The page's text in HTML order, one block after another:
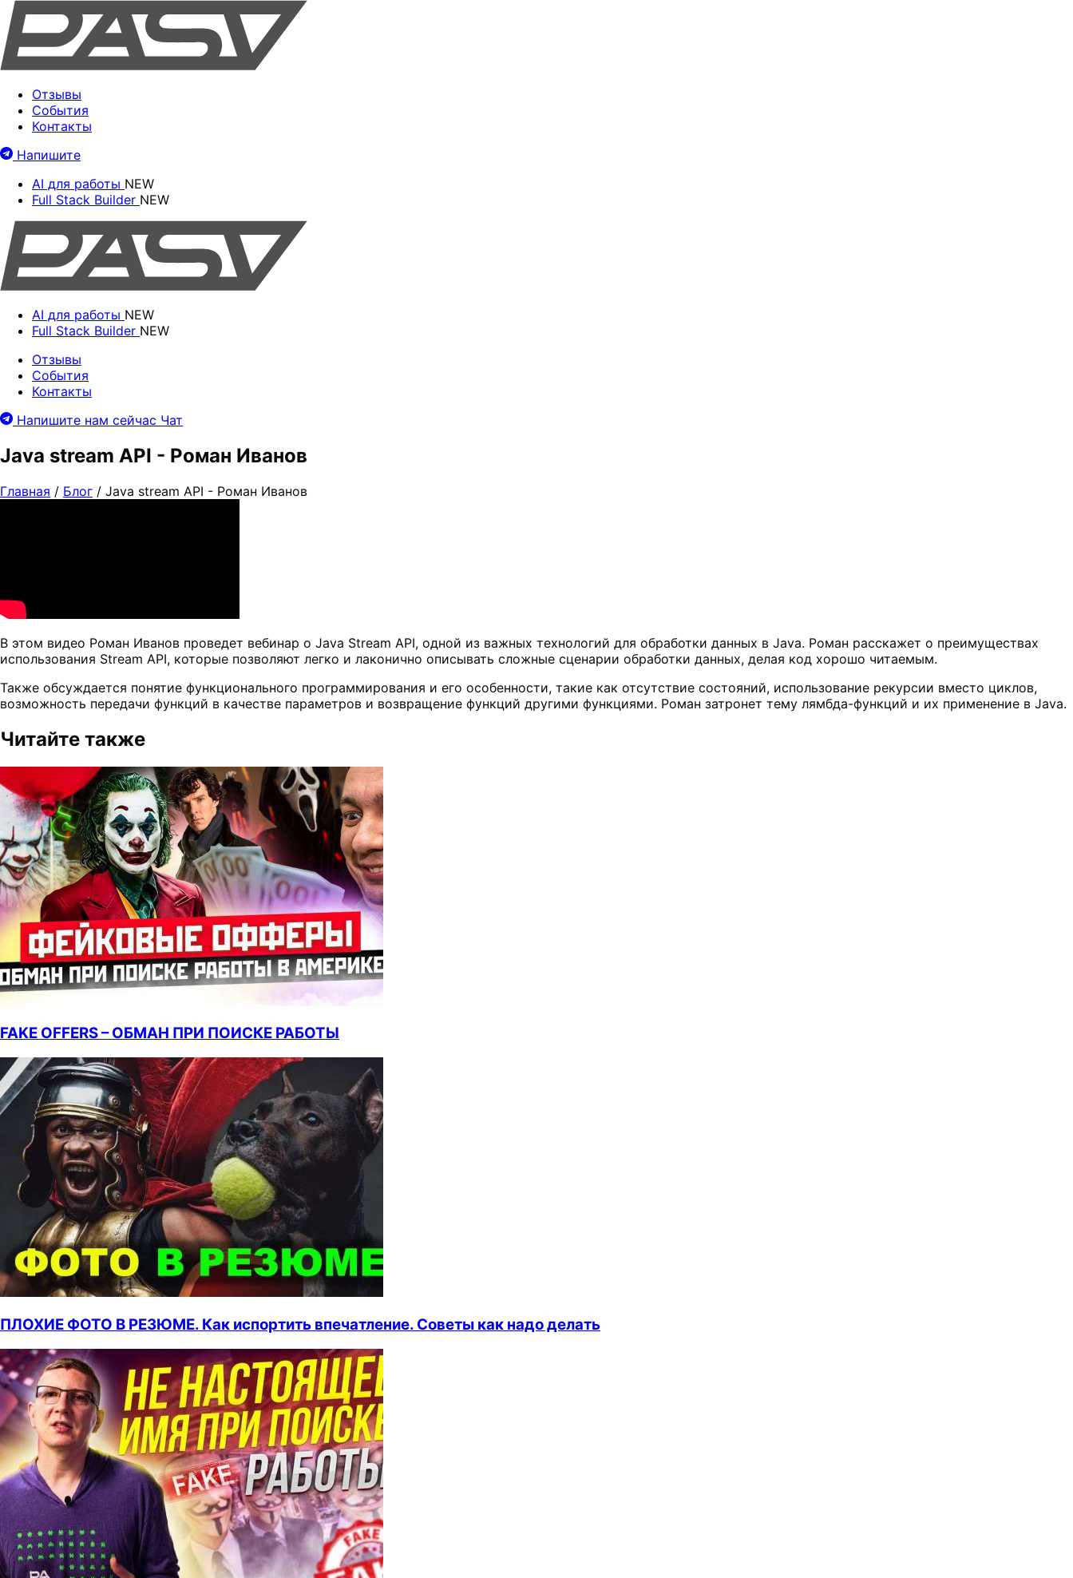
Отзывы
События
Контакты
Напишите
AI для работы NEW
Full Stack Builder NEW
AI для работы NEW
Full Stack Builder NEW
Отзывы
События
Контакты
Напишите нам сейчас Чат
Java stream API - Роман Иванов
Главная / Блог / Java stream API - Роман Иванов
В этом видео Роман Иванов проведет вебинар о Java Stream API, одной из важных технологий для обработки данных в Java. Роман расскажет о преимуществах
использования Stream API, которые позволяют легко и лаконично описывать сложные сценарии обработки данных, делая код хорошо читаемым.
Также обсуждается понятие функционального программирования и его особенности, такие как отсутствие состояний, использование рекурсии вместо циклов,
возможность передачи функций в качестве параметров и возвращение функций другими функциями. Роман затронет тему лямбда-функций и их применение в Java.
Читайте также
FAKE OFFERS – ОБМАН ПРИ ПОИСКЕ РАБОТЫ
ПЛОХИЕ ФОТО В РЕЗЮМЕ. Как испортить впечатление. Советы как надо делать